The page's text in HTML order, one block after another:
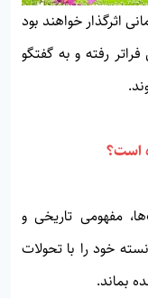
اثرگذار خواهند بود
رفته و به گفتگو
است؟
مفهومی تاریخی و
خود را با تحولات
بماند.